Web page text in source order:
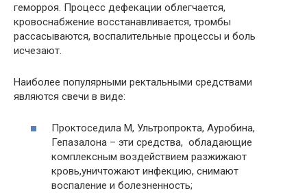
геморроя. Процесс дефекации облегчается,
кровоснабжение восстанавливается, тромбы
рассасываются, воспалительные процессы и боль
исчезают.
Наиболее популярными ректальными средствами
являются свечи в виде:
Проктоседила М, Ультропрокта, Ауробина,
Гепазалона – эти средства, обладающие
комплексным воздействием разжижают
кровь,уничтожают инфекцию, снимают
воспаление и болезненность;